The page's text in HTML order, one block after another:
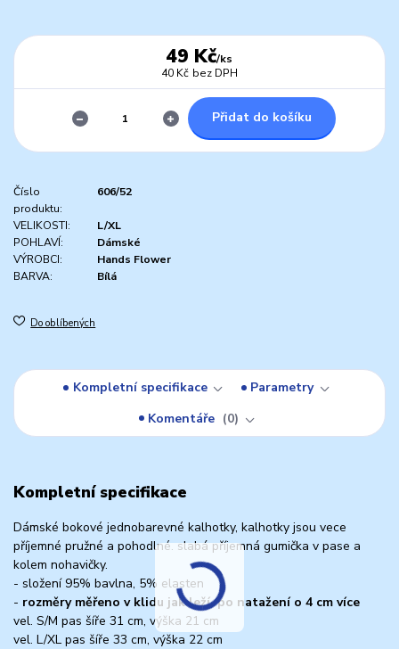
49 Kč/ks
40 Kč bez DPH
Přidat do košíku
Číslo
produktu:
606/52
VELIKOSTI:
L/XL
POHLAVÍ:
Dámské
VÝROBCI:
Hands Flower
BARVA:
Bílá
Do oblíbených
Kompletní specifikace
Parametry
Komentáře
0
Kompletní specifikace
Dámské bokové jednobarevné kalhotky, kalhotky jsou vece
příjemné pružné a pohodlné. slabá příjemná gumička v pase a
kolem nohavičky.
- složení 95% bavlna, 5% elasten
- rozměry měřeno v klidu jak leží, po natažení o 4 cm více
vel. S/M pas šíře 31 cm, výška 21 cm
vel. L/XL pas šíře 33 cm, výška 22 cm